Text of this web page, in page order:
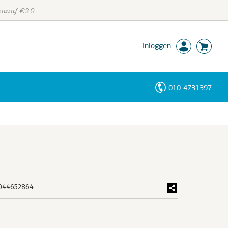
€20
Inloggen
010-4731397
Personen